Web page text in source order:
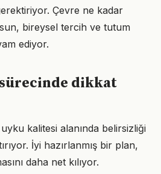
Çevre ne kadar
bireysel tercih ve tutum
ediyor.
dikkat
kalitesi alanında belirsizliği
İyi hazırlanmış bir plan,
daha net kılıyor.